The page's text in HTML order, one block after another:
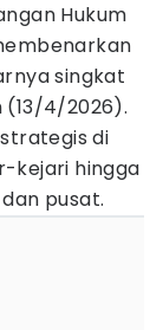
Hukum
singkat
(13/4/2026).
di
kejari hingga
pusat.